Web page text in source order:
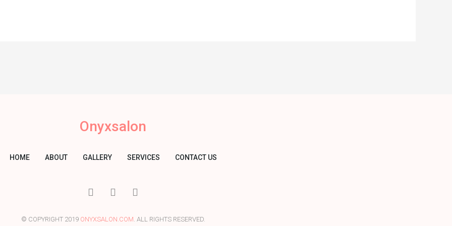
Onyxsalon
HOME ABOUT GALLERY SERVICES CONTACT US
I
c
n
T
w
t
Y
o
t
© COPYRIGHT 2019 ONYXSALON.COM. ALL RIGHTS RESERVED.